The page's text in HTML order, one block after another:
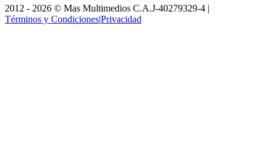
2012 - 2026 © Mas Multimedios C.A.J-40279329-4 |
Términos y Condiciones|Privacidad